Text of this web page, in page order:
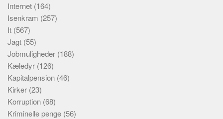
Internet (164)
Isenkram (257)
It (567)
Jagt (55)
Jobmuligheder (188)
Kæledyr (126)
Kapitalpension (46)
Kirker (23)
Korruption (68)
Kriminelle penge (56)